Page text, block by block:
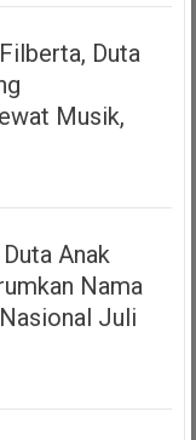
Duta
Musik,
Anak
Nama
Juli